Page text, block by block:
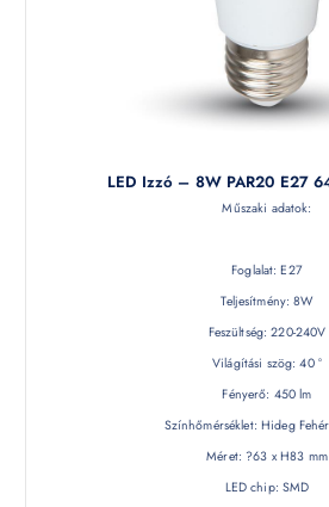
LED Izzó – 8W PAR20 E27
Műszaki adatok:
Foglalat: E27
Teljesítmény: 8W
Feszültség: 220-240V
Világítási szög: 40 °
Fényerő: 450 lm
Színhőmérséklet: Hideg
Méret: ?63 x H83 mm
LED chip: SMD